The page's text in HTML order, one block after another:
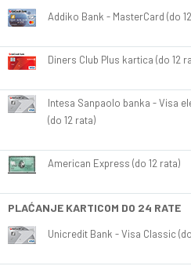
Addiko Bank - MasterCard (do
Diners Club Plus kartica (do 12
Intesa Sanpaolo banka - Visa
(do 12 rata)
American Express (do 12 rata)
PLAĆANJE KARTICOM DO 24 RATE
Unicredit Bank - Visa Classic